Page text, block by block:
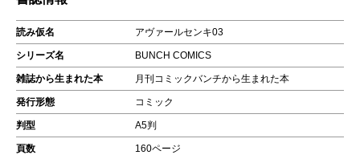
読み仮名 アヴァールセンキ03
シリーズ名 BUNCH COMICS
雑誌から生まれた本 月刊コミックバンチから生まれた本
発行形態 コミック
判型 A5判
頁数 160ページ